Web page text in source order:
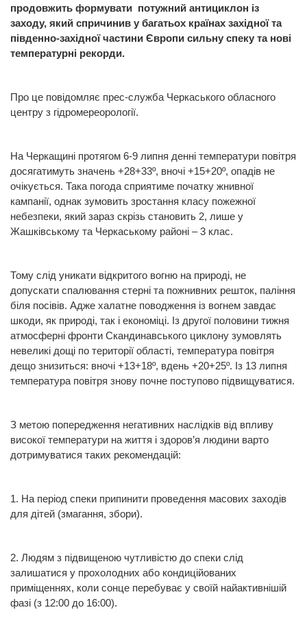
продовжить формувати потужний антициклон із
заходу, який спричинив у багатьох країнах західної та
південно-західної частини Європи сильну спеку та нові
температурні рекорди.
Про це повідомляє прес-служба Черкаського обласного
центру з гідромереорології.
На Черкащині протягом 6-9 липня денні температури повітря
досягатимуть значень +28+33º, вночі +15+20º, опадів не
очікується. Така погода сприятиме початку жнивної
кампанії, однак зумовить зростання класу пожежної
небезпеки, який зараз скрізь становить 2, лише у
Жашківському та Черкаському районі – 3 клас.
Тому слід уникати відкритого вогню на природі, не
допускати спалювання стерні та пожнивних решток, паління
біля посівів. Адже халатне поводження із вогнем завдає
шкоди, як природі, так і економіці. Із другої половини тижня
атмосферні фронти Скандинавського циклону зумовлять
невеликі дощі по території області, температура повітря
дещо знизиться: вночі +13+18º, вдень +20+25º. Із 13 липня
температура повітря знову почне поступово підвищуватися.
З метою попередження негативних наслідків від впливу
високої температури на життя і здоров’я людини варто
дотримуватися таких рекомендацій:
1. На період спеки припинити проведення масових заходів
для дітей (змагання, збори).
2. Людям з підвищеною чутливістю до спеки слід
залишатися у прохолодних або кондиційованих
приміщеннях, коли сонце перебуває у своїй найактивнішій
фазі (з 12:00 до 16:00).